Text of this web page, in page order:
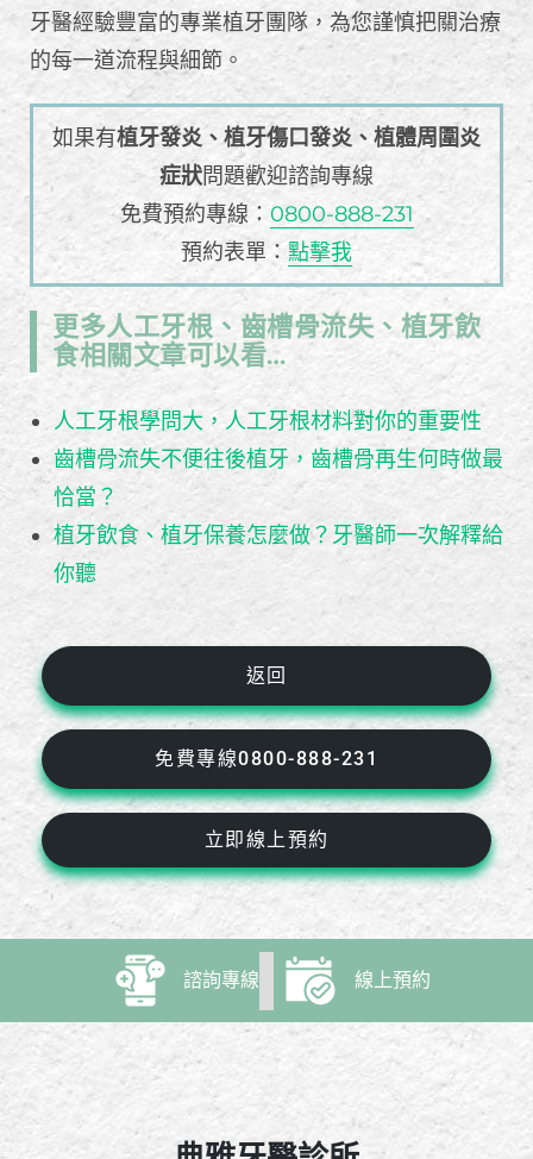
牙醫經驗豐富的專業植牙團隊，為您謹慎把關治療
的每一道流程與細節。
如果有植牙發炎、植牙傷口發炎、植體周圍炎
症狀問題歡迎諮詢專線
免費預約專線： 0800-888-231
預約表單： 點擊我
更多人工牙根、齒槽骨流失、植牙飲
食相關文章可以看…
人工牙根學問大，人工牙根材料對你的重要性
齒槽骨流失不便往後植牙，齒槽骨再生何時做最
恰當？
植牙飲食、植牙保養怎麼做？牙醫師一次解釋給
你聽
返回
免費專線0800-888-231
立即線上預約
諮詢專線 線上預約